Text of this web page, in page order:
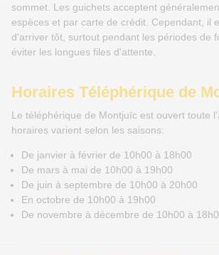
sommet. Les guichets acceptent
espèces et par carte de crédit. Cependant, il
d'arriver tôt, surtout pendant les périodes de
éviter les longues files d'attente.
Horaires Téléphérique de
Le téléphérique de Montjuïc est ouvert toute
horaires varient selon les saisons:
De janvier à février de 10h00 à 18h00
De mars à mai de 10h00 à 19h00
De juin à septembre de 10h00 à 20h00
En octobre de 10h00 à 19h00
De novembre à décembre de 10h00 à